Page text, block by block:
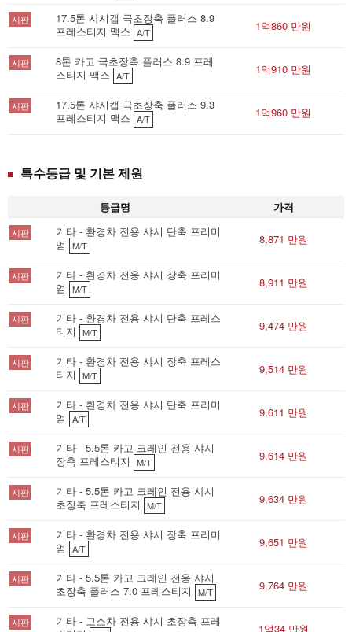
시판
17.5톤 샤시캡 극초장축 플러스 8.9
프레스티지 맥스 A/T 1억860 만원
시판
8톤 카고 극초장축 플러스 8.9 프레
스티지 맥스 A/T 1억910 만원
시판
17.5톤 샤시캡 극초장축 플러스 9.3
프레스티지 맥스 A/T 1억960 만원
특수등급 및 기본 제원
등급명 가격
시판
기타 - 환경차 전용 샤시 단축 프리미
엄
M/T 8,871 만원
시판
기타 - 환경차 전용 샤시 장축 프리미
엄
M/T 8,911 만원
시판
기타 - 환경차 전용 샤시 단축 프레스
티지
M/T 9,474 만원
시판
기타 - 환경차 전용 샤시 장축 프레스
티지
M/T 9,514 만원
시판
기타 - 환경차 전용 샤시 단축 프리미
엄
A/T 9,611 만원
시판
기타 - 5.5톤 카고 크레인 전용 샤시
장축 프레스티지
M/T 9,614 만원
시판
기타 - 5.5톤 카고 크레인 전용 샤시
초장축 프레스티지
M/T 9,634 만원
시판
기타 - 환경차 전용 샤시 장축 프리미
엄
A/T 9,651 만원
시판
기타 - 5.5톤 카고 크레인 전용 샤시
초장축 플러스 7.0 프레스티지
M/T 9,764 만원
시판
기타 - 고소차 전용 샤시 초장축 프레
1억34 만원